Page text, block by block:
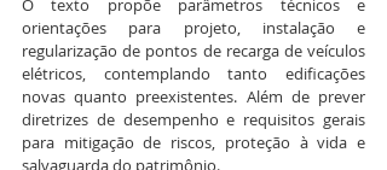
O texto propõe parâmetros técnicos e
orientações para projeto, instalação e
regularização de pontos de recarga de veículos
elétricos, contemplando tanto edificações
novas quanto preexistentes. Além de prever
diretrizes de desempenho e requisitos gerais
para mitigação de riscos, proteção à vida e
salvaguarda do patrimônio.